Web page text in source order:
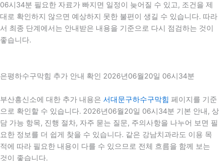
06시34분 필요한 자료가 빠지면 일정이 늦어질 수 있고, 조건을 제
대로 확인하지 않으면 예상하지 못한 불편이 생길 수 있습니다. 따라
서 최종 단계에서는 안내받은 내용을 기준으로 다시 점검하는 것이
좋습니다.
은평하수구막힘 추가 안내 확인 2026년06월20일 06시34분
부산흥신소에 대한 추가 내용은 서대문구하수구막힘 페이지를 기준
으로 확인할 수 있습니다. 2026년06월20일 06시34분 기본 안내, 상
담 가능 항목, 진행 절차, 자주 묻는 질문, 주의사항을 나누어 보면 필
요한 정보를 더 쉽게 찾을 수 있습니다. 같은 강남치과라도 이용 목
적에 따라 필요한 내용이 다를 수 있으므로 전체 흐름을 함께 보는
것이 좋습니다.